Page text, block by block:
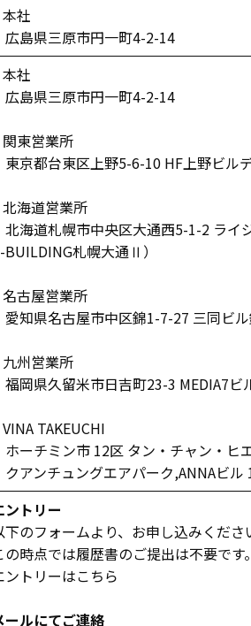
社
広島県三原市円一町4-2-14
社
広島県三原市円一町4-2-14
関東営業所
東京都台東区上野5-6-10 HF上野ビル
北海道営業所
北海道札幌市中央区大通西5-1-2 ライ
BUILDING札幌大通Ⅱ）
名古屋営業所
愛知県名古屋市中区錦1-7-27 三同ビ
九州営業所
福岡県久留米市日吉町23-3 MEDIA7ビ
TAKEUCHI
ホーチミン市 12区 タン・チャン・ヒ
クアンチュングエアパーク,ANNAビル
ントリー
下のフォームより、お申し込みくださ
の時点では履歴書のご提出は不要です。
ントリーはこちら
ールにてご連絡